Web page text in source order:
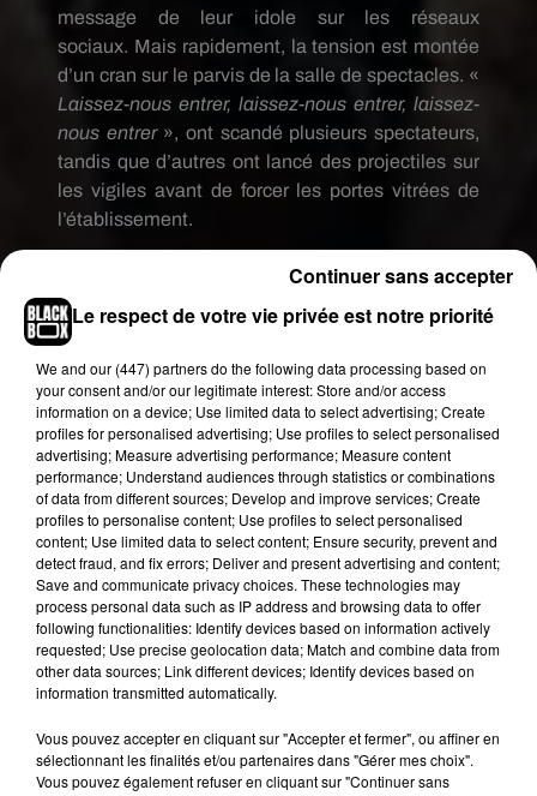
message de leur idole sur les réseaux
sociaux. Mais rapidement, la tension est montée
d’un cran sur le parvis de la salle de spectacles. «
Laissez-nous entrer, laissez-nous entrer, laissez-
nous entrer», ont scandé plusieurs spectateurs,
tandis que d’autres ont lancé des projectiles sur
les vigiles avant de forcer les portes vitrées de
l’établissement.
Les agents de sécurités ont alors répliqué et un
énorme mouvement de foule et un début
d’émeute ont été déclenchés comme on peut le
voir sur les images
(ci-dessous)
filmées par
plusieurs témoins dont un certain
Aaron
Wav.
D’après les informations du
site Tulsa World, les autorités ont même été
contraintes d’intervenir afin de disperser la foule à
l’aide de gaz lacrymogène.
Travis Scott, dont la petite fille StormiWebster
née de sa relation avec Kylie Jenner vient de
célébrer son premier anniversaire, est, en tout
cas, attendu dès ce soir sur la scène du
Toyota
Center
de Houston, au Texas, avec
annulation n’a été annoncée.
Oklahoma will be ready to RAGE March 26th!!
Le respect de votre vie privée est notre priorité
We and our (447) partnersdo the following data processing based on
your consent and/or our legitimate interest: Store and/or access
information on a device; Use limited data to select advertising; Create
profiles for personalised advertising; Use profiles to select personalised
advertising; Measure advertising performance; Measure content
performance; Understand audiences through statistics or combinations
of data from different sources; Develop and improve services; Create
profiles to personalise content; Use profiles to select personalised
content; Use limited data to select content; Ensure security, prevent and
detect fraud, and fix errors; Deliver and present advertising and content;
Save and communicate privacy choices. These technologies may
process personal data such as IP address and browsing data to offer
following functionalities: Identify devices based on information actively
requested; Use precise geolocation data; Match and combine data from
other data sources; Link different devices; Identify devices based on
information transmitted automatically.
Vous pouvez accepter en cliquant sur "Accepter et fermer", ou affiner en
sélectionnant les finalités et/ou partenaires dans "Gérer mes choix".
Vous pouvez également refuser en cliquant sur "Continuer sans
Continuer sans accepter